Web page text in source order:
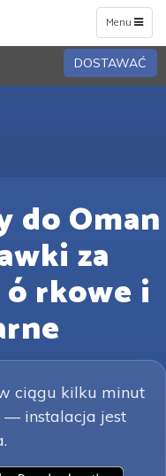
Toggle
navigation
Menu
DOSTAWAĆ
do Oman
za
rkowe i
ciągu kilku minut
— instalacja jest